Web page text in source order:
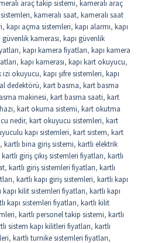
araç takip sistemi, kameralı araç
, kameralı saat, kameralı saat
, kapı açma sistemleri, kapı alarmı, kapı
güvenlik kamerası, kapı güvenlik
, kapı kamera fiyatları, kapı kamera
, kapı kamerası, kapı kart okuyucu,
izi okuyucu, kapı şifre sistemleri, kapı
dedektörü, kart basma, kart basma
makinesi, kart basma saati, kart
, kart okuma sistemi, kart okutma
nedir, kart okuyucu sistemleri, kart
kapı sistemleri, kart sistem, kart
, kartlı bina giriş sistemi, kartlı elektrik
kartlı giriş çıkış sistemleri fiyatları, kartlı
, kartlı giriş sistemleri fiyatları, kartlı
, kartlı kapı giriş sistemleri, kartlı kapı
kapı kilit sistemleri fiyatları, kartlı kapı
kapı sistemleri fiyatları, kartlı kilit
, kartlı personel takip sistemi, kartlı
sistem kapı kilitleri fiyatları, kartlı
, kartlı turnike sistemleri fiyatları,